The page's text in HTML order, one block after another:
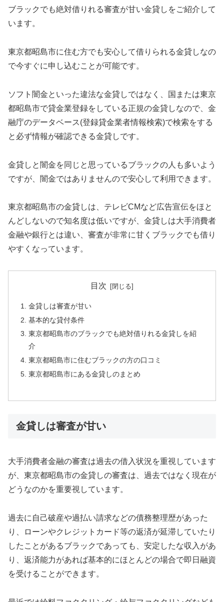
ブラックでも絶対借りれる審査が甘い金貸しをご紹介して
います。
東京都昭島市に住む方でも安心して借りられる金貸しなの
で今すぐに申し込むことが可能です。
ソフト闇金といった違法な金貸しではなく、国または東京
都昭島市で貸金業登録をしている正規の金貸しなので、金
融庁のデータベース(登録貸金業者情報検索)で検索をする
と必ず情報が確認できる金貸しです。
金貸しと闇金を同じと思っているブラックの人も多いよう
ですが、闇金ではありませんので安心して利用できます。
東京都昭島市の金貸しは、テレビCMなど広告宣伝をほと
んどしないので知名度は低いですが、金貸しは大手消費者
金融や銀行とは違い、審査が非常に甘くブラックでも借り
やすくなっています。
目次
金貸しは審査が甘い
基本的な貸付条件
東京都昭島市のブラックでも絶対借りれる金貸しを紹
介
東京都昭島市に住むブラックの方の口コミ
東京都昭島市にある金貸しのまとめ
金貸しは審査が甘い
大手消費者金融の審査は過去の借入状況を重視しています
が、東京都昭島市の金貸しの審査は、過去ではなく現在が
どうなのかを重要視しています。
過去に自己破産や過払い請求などの債務整理歴があった
り、ローンやクレジットカード等の返済が延滞していたり
したことがあるブラックであっても、安定したな収入があ
り、返済能力があれば基本的にほとんどの場合で即日融資
を受けることができます。